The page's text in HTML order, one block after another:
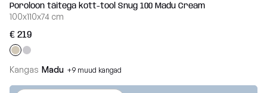
Poroloon täitega kott-tool Snug 100 Madu Cream
100x110x74 cm
€ 219
Kangas Madu +9 muud kangad